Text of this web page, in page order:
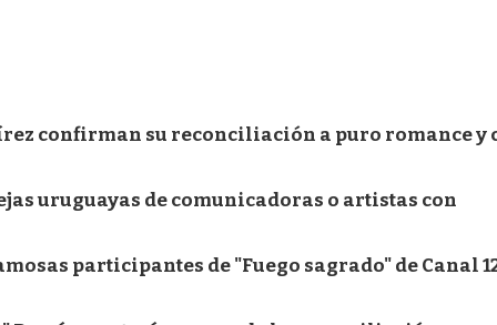
confirman su reconciliación a puro romance y
uruguayas de comunicadoras o artistas con
participantes de "Fuego sagrado" de Canal